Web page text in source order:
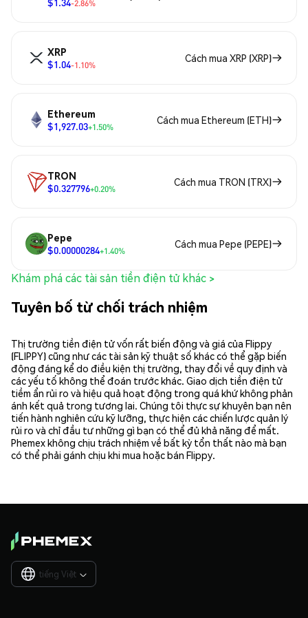
-2.86%
XRP
$1.04-1.10%
Cách mua XRP (XRP)
Ethereum
$1,927.03+1.50%
Cách mua Ethereum (ETH)
TRON
$0.327796+0.20%
Cách mua TRON (TRX)
Pepe
$0.00000284+1.40%
Cách mua Pepe (PEPE)
Khám phá các tài sản tiền điện tử khác >
Tuyên bố từ chối trách nhiệm
Thị trường tiền điện tử vốn rất biến động và giá của Flippy
(FLIPPY) cũng như các tài sản kỹ thuật số khác có thể gặp biến
động đáng kể do điều kiện thị trường, thay đổi về quy định và
các yếu tố không thể đoán trước khác. Giao dịch tiền điện tử
tiềm ẩn rủi ro và hiệu quả hoạt động trong quá khứ không phản
ánh kết quả trong tương lai. Chúng tôi thực sự khuyên bạn nên
tiến hành nghiên cứu kỹ lưỡng, thực hiện các chiến lược quản lý
rủi ro và chỉ đầu tư những gì bạn có thể đủ khả năng để mất.
Phemex không chịu trách nhiệm về bất kỳ tổn thất nào mà bạn
có thể phải gánh chịu khi mua hoặc bán Flippy.
tiếng Việt 